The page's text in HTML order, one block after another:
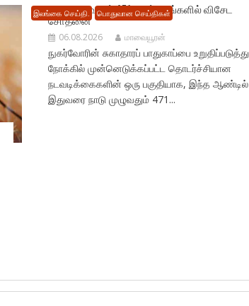
இலங்கை செய்தி. பொதுவான செய்திகள்
நாடு முழுவதும் 471 மருந்தகங்களில் விசேட
சோதனை
06.08.2026 மாவையூரன்
நுகர்வோரின் சுகாதாரப் பாதுகாப்பை
நோக்கில் முன்னெடுக்கப்பட்ட தொடர்ச்சியான
நடவடிக்கைகளின் ஒரு பகுதியாக, இந்த ஆண்டில்
இதுவரை நாடு முழுவதும் 471...